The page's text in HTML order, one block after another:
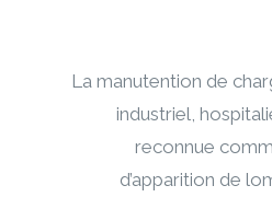
La manutention de
industriel,
reconnue
d’apparition de